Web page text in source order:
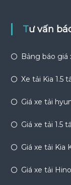
Tư vấn
Bảng báo giá
Xe tải Kia 1.5
Giá xe tải
Giá xe tải 1.5
Giá xe tải Kia
Giá xe tải Hino